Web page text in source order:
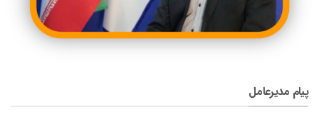
پیام مدیرعامل